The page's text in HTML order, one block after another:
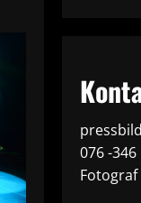
076 -346
Fotograf